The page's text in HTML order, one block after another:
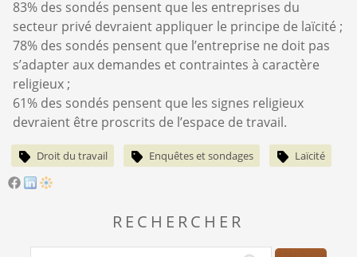
83% des sondés pensent que les entreprises du
secteur privé devraient appliquer le principe de laïcité ;
78% des sondés pensent que l’entreprise ne doit pas
s’adapter aux demandes et contraintes à caractère
religieux ;
61% des sondés pensent que les signes religieux
devraient être proscrits de l’espace de travail.
Droit du travail Enquêtes et sondages Laïcité
RECHERCHER